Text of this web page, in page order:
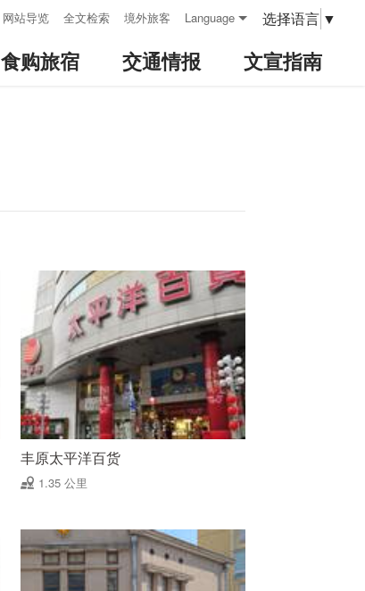
网站导览 全文检索 境外旅客 Language 选择语言 ▼
食购旅宿 交通情报 文宣指南
丰原太平洋百货
1.35 公里